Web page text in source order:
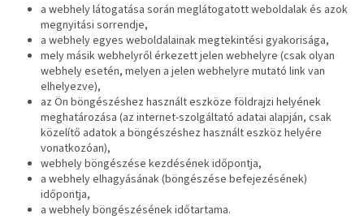
a webhely látogatása során meglátogatott weboldalak és azok
megnyitási sorrendje,
a webhely egyes weboldalainak megtekintési gyakorisága,
mely másik webhelyről érkezett jelen webhelyre (csak olyan
webhely esetén, melyen a jelen webhelyre mutató link van
elhelyezve),
az Ön böngészéshez használt eszköze földrajzi helyének
meghatározása (az internet-szolgáltató adatai alapján, csak
közelítő adatok a böngészéshez használt eszköz helyére
vonatkozóan),
webhely böngészése kezdésének időpontja,
a webhely elhagyásának (böngészése befejezésének)
időpontja,
a webhely böngészésének időtartama.